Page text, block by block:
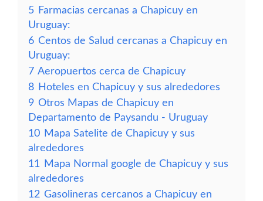
5 Farmacias cercanas a Chapicuy en
Uruguay:
6 Centos de Salud cercanas a Chapicuy en
Uruguay:
7 Aeropuertos cerca de Chapicuy
8 Hoteles en Chapicuy y sus alrededores
9 Otros Mapas de Chapicuy en
Departamento de Paysandu - Uruguay
10 Mapa Satelite de Chapicuy y sus
alrededores
11
Mapa Normal google de Chapicuy y sus
alrededores
12 Gasolineras cercanos a Chapicuy en